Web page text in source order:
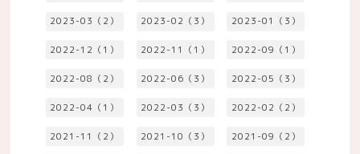
2023-03（2） 2023-02（3） 2023-01（3）
2022-12（1） 2022-11（1） 2022-09（1）
2022-08（2） 2022-06（3） 2022-05（3）
2022-04（1） 2022-03（3） 2022-02（2）
2021-11（2） 2021-10（3） 2021-09（2）